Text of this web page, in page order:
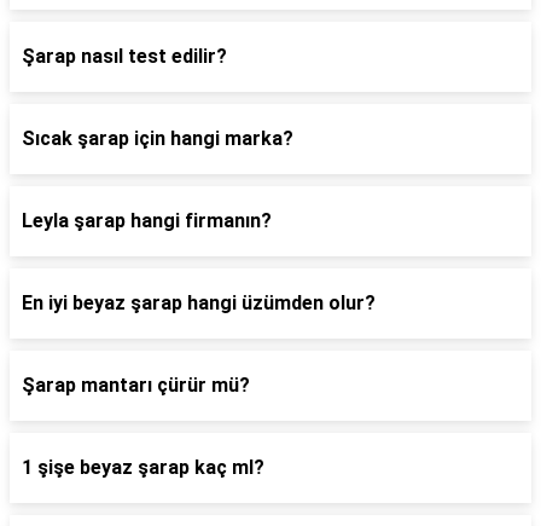
Şarap nasıl test edilir?
Sıcak şarap için hangi marka?
Leyla şarap hangi firmanın?
En iyi beyaz şarap hangi üzümden olur?
Şarap mantarı çürür mü?
1 şişe beyaz şarap kaç ml?